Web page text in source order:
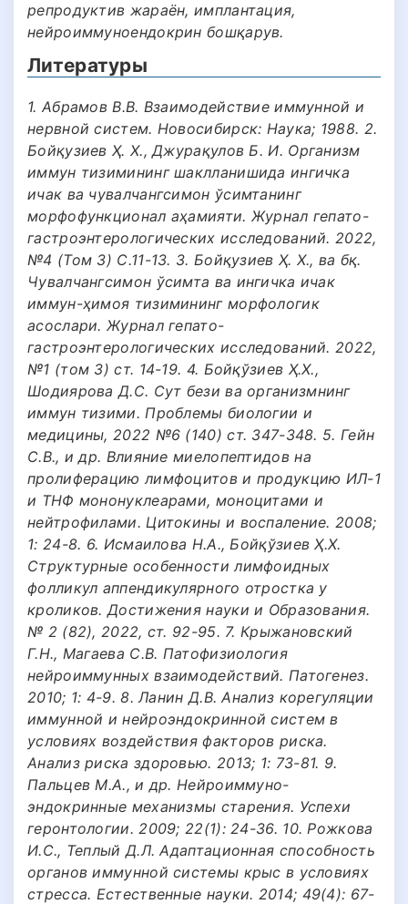
репродуктив жараён, имплантация,
нейроиммуноендокрин бошқарув.
Литературы
1. Абрамов В.В. Взаимодействие иммунной и
нервной систем. Новосибирск: Наука; 1988. 2.
Бойқузиев Ҳ. Х., Джурақулов Б. И. Организм
иммун тизимининг шаклланишида ингичка
ичак ва чувалчангсимон ўсимтанинг
морфофункционал аҳамияти. Журнал гепато-
гастроэнтерологических исследований. 2022,
№4 (Том 3) С.11-13. 3. Бойқузиев Ҳ. Х., ва бқ.
Чувалчангсимон ўсимта ва ингичка ичак
иммун-ҳимоя тизимининг морфологик
асослари. Журнал гепато-
гастроэнтерологических исследований. 2022,
№1 (том 3) ст. 14-19. 4. Бойқўзиев Ҳ.Х.,
Шодиярова Д.С. Сут бези ва организмнинг
иммун тизими. Проблемы биологии и
медицины, 2022 №6 (140) ст. 347-348. 5. Гейн
С.В., и др. Влияние миелопептидов на
пролиферацию лимфоцитов и продукцию ИЛ-1
и ТНФ мононуклеарами, моноцитами и
нейтрофилами. Цитокины и воспаление. 2008;
1: 24-8. 6. Исмаилова Н.А., Бойқўзиев Ҳ.Х.
Структурные особенности лимфоидных
фолликул аппендикулярного отростка у
кроликов. Достижения науки и Образования.
№ 2 (82), 2022, ст. 92-95. 7. Крыжановский
Г.Н., Магаева С.В. Патофизиология
нейроиммунных взаимодействий. Патогенез.
2010; 1: 4-9. 8. Ланин Д.В. Анализ корегуляции
иммунной и нейроэндокринной систем в
условиях воздействия факторов риска.
Анализ риска здоровью. 2013; 1: 73-81. 9.
Пальцев М.А., и др. Нейроиммуно-
эндокринные механизмы старения. Успехи
геронтологии. 2009; 22(1): 24-36. 10. Рожкова
И.С., Теплый Д.Л. Адаптационная способность
органов иммунной системы крыс в условиях
стресса. Естественные науки. 2014; 49(4): 67-